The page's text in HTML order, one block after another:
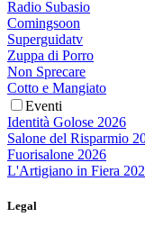
Radio Subasio
Comingsoon
Superguidatv
Zuppa di Porro
Non Sprecare
Cotto e Mangiato
Eventi
Identità Golose 2026
Salone del Risparmio
Fuorisalone 2026
L'Artigiano in Fiera
Legal